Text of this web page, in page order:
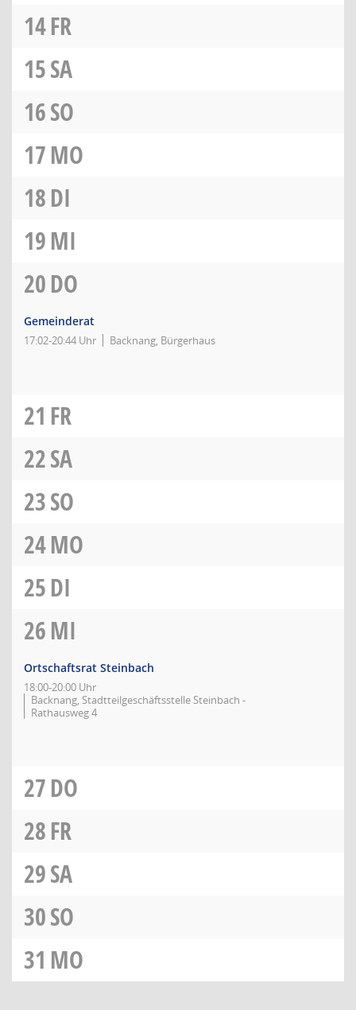
14FR
15SA
16SO
17MO
18DI
19MI
20DO
Gemeinderat
17:02-20:44 Uhr Backnang, Bürgerhaus
21 FR
22SA
23SO
24MO
25DI
26MI
Ortschaftsrat Steinbach
18:00-20:00 Uhr
Backnang, Stadtteilgeschäftsstelle Steinbach -
Rathausweg 4
27DO
28FR
29SA
30SO
31 MO